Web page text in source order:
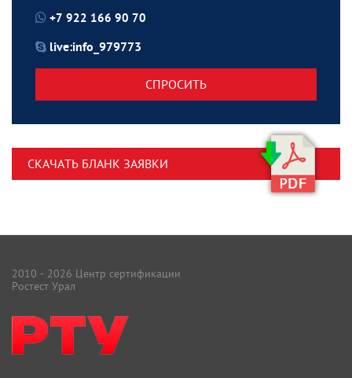
+7 922 166 90 70
live:info_979773
СПРОСИТЬ
СКАЧАТЬ БЛАНК ЗАЯВКИ
2010 - 2026 Центр сертификации
Ростест Урал